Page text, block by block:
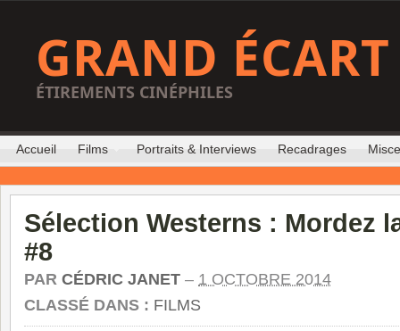
GRAND ÉCART
ÉTIREMENTS CINÉPHILES
Accueil Films Portraits & Interviews Recadrages
Sélection Westerns : Mordez
#8
PAR CÉDRIC JANET – 1 OCTOBRE 2014
CLASSÉ DANS : FILMS